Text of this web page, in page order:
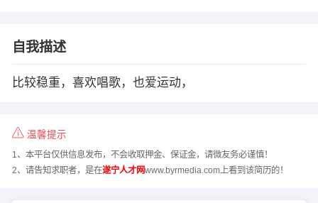
自我描述
比较稳重，喜欢唱歌，也爱运动，
温馨提示
1、本平台仅供信息发布，不会收取押金、保证金，请微友务必谨慎！
2、请告知求职者，是在遂宁人才网www.byrmedia.com上看到该简历的！